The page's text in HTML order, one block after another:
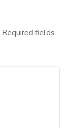
Required fields